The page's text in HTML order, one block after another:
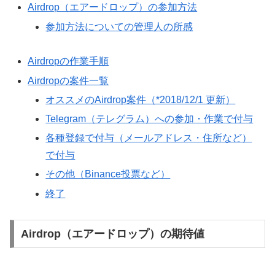
Airdrop（エアードロップ）の参加方法
参加方法についての管理人の所感
Airdropの作業手順
Airdropの案件一覧
オススメのAirdrop案件（*2018/12/1 更新）
Telegram（テレグラム）への参加・作業で付与
各種登録で付与（メールアドレス・住所など）
で付与
その他（Binance投票など）
終了
Airdrop（エアードロップ）の期待値